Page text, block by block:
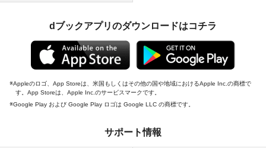
dブックアプリのダウンロードはコチラ
Appleのロゴ、App Storeは、米国もしくはその他の国や地域におけるApple Inc.の商標で
す。App Storeは、Apple Inc.のサービスマークです。
Google Play および Google Play ロゴは Google LLC の商標です。
サポート情報